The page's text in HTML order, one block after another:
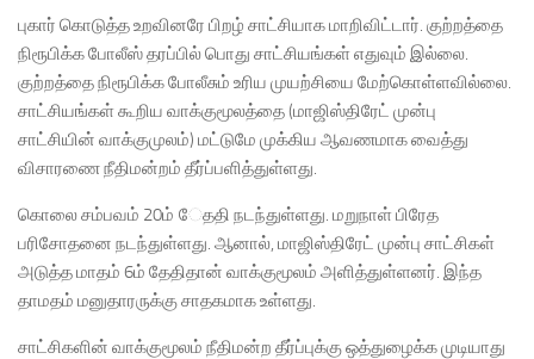
புகார் கொடுத்த உறவினரே பிறழ் சாட்சியாக மாறிவிட்டார். குற்றத்தை
நிரூபிக்க போலீஸ் தரப்பில் பொது சாட்சியங்கள் எதுவும் இல்லை.
குற்றத்தை நிரூபிக்க போலீசும் உரிய முயற்சியை மேற்கொள்ளவில்லை.
சாட்சியங்கள் கூறிய வாக்குமூலத்தை (மாஜிஸ்திரேட் முன்பு
சாட்சியின் வாக்குமுலம்) மட்டுமே முக்கிய ஆவணமாக வைத்து
விசாரணை நீதிமன்றம் தீர்ப்பளித்துள்ளது.
கொலை சம்பவம் 20ம் ேததி நடந்துள்ளது. மறுநாள் பிரேத
பரிசோதனை நடந்துள்ளது. ஆனால், மாஜிஸ்திரேட் முன்பு சாட்சிகள்
அடுத்த மாதம் 6ம் தேதிதான் வாக்குமூலம் அளித்துள்ளனர். இந்த
தாமதம் மனுதாரருக்கு சாதகமாக உள்ளது.
சாட்சிகளின் வாக்குமூலம் நீதிமன்ற தீர்ப்புக்கு ஒத்துழைக்க முடியாது